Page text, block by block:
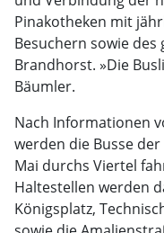
Pinakotheken mit
Besuchern sowie
Brandhorst. »Die
Bäumler.
Nach Informationen
werden die Busse
Mai durchs Viertel
Haltestellen werden
Königsplatz,